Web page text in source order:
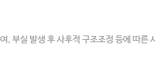
부실 발생 후 사후적 구조조정 등에 따른